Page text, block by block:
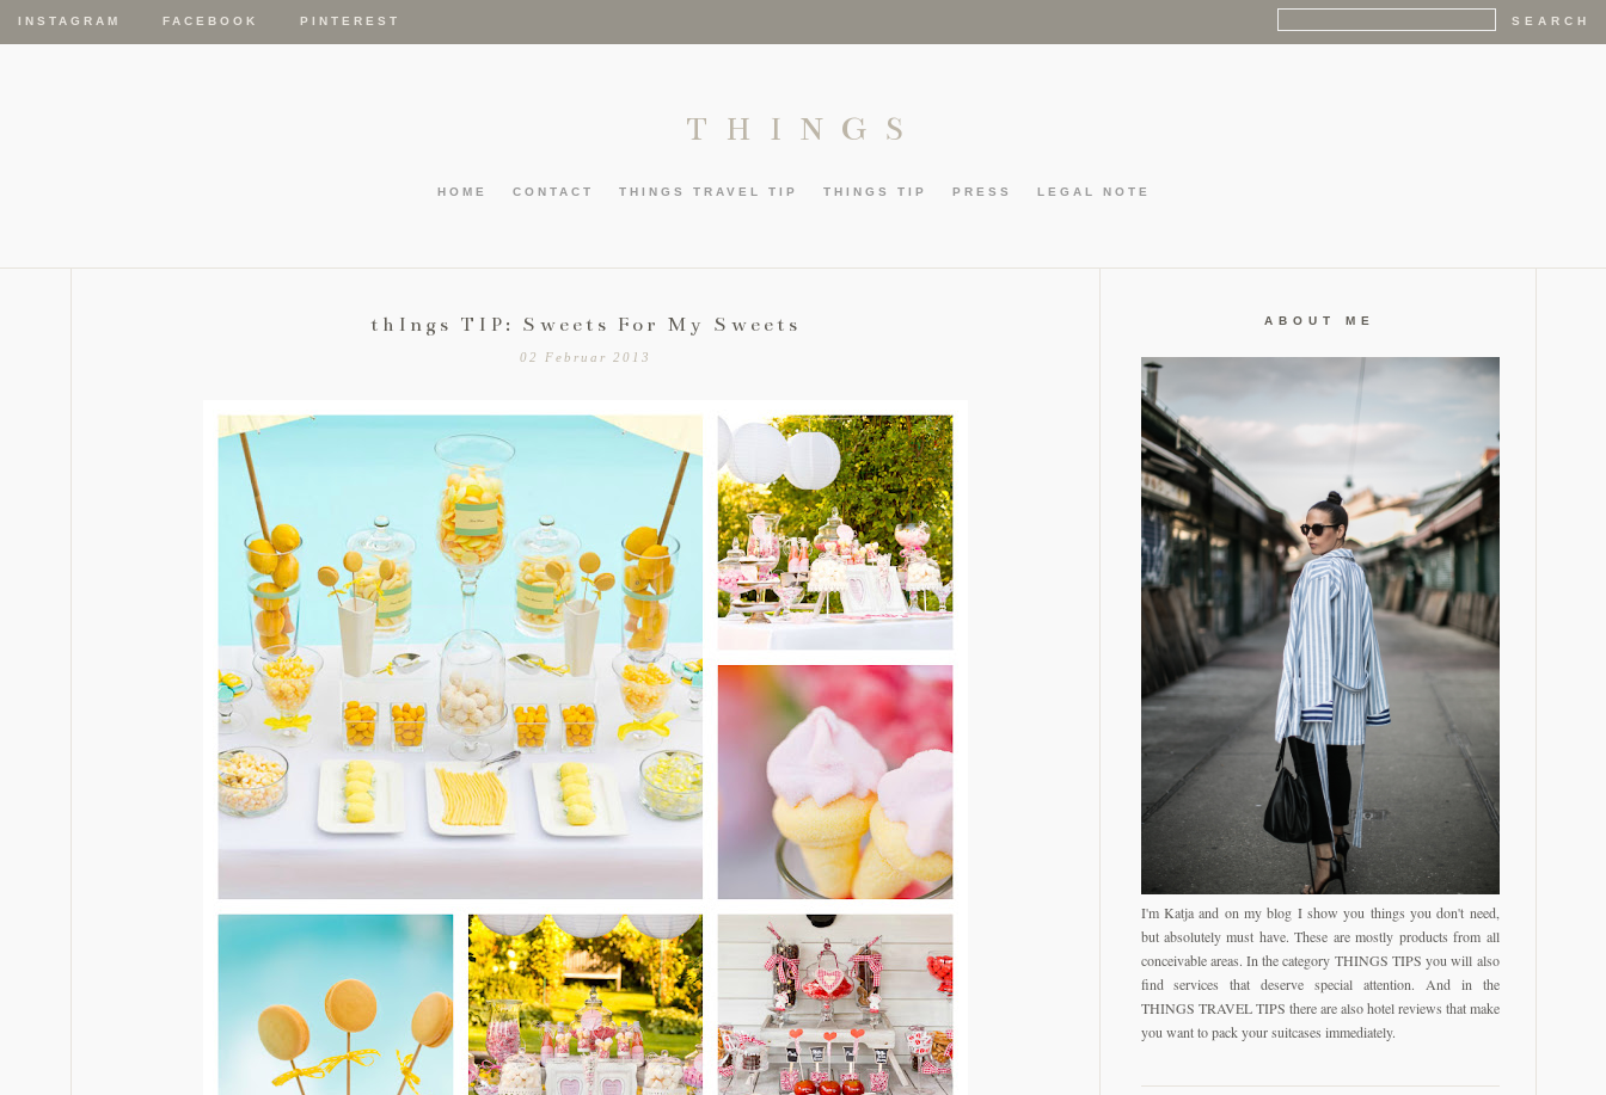
INSTAGRAM FACEBOOK PINTEREST
THINGS
HOME CONTACT THINGS TRAVEL TIP THINGS TIP PRESS LEGAL NOTE
thIngs TIP: Sweets For My Sweets
02 Februar 2013
ABOUT ME
I'm Katja and on my blog I show you things you don't need,
but absolutely must have. These are mostly products from all
conceivable areas. In the category THINGS TIPS you will also
find services that deserve special attention. And in the
THINGS TRAVEL TIPS there are also hotel reviews that make
you want to pack your suitcases immediately.